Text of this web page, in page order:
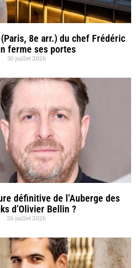
8e arr.) du chef Frédéric
ferme ses portes
30 juillet 2026
définitive de l’Auberge des
d’Olivier Bellin ?
26 juillet 2026